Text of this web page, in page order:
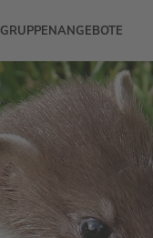
GRUPPENANGEBOTE